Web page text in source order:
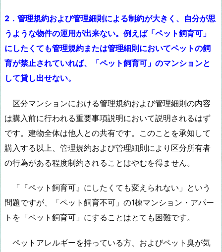
2．管理規約および管理細則による制約が大きく、自分が思
うような物件の運用が出来ない。例えば「ペット飼育可」
にしたくても管理規約または管理細則においてペットの飼
育が禁止されていれば、「ペット飼育可」のマンションと
して貸し出せない。
区分マンションにおける管理規約および管理細則の内容
は購入前に行われる重要事項説明において説明されるはず
です。建物全体は他人との共有です。このことを承知して
購入する以上、管理規約および管理細則により区分所有者
の行為がある程度制約されることはやむを得ません。
「『ペット飼育可』にしたくても変えられない」という
問題ですが、「ペット飼育不可」の1棟マンション・アパー
トを「ペット飼育可」にすることはとても困難です。
ペットアレルギーを持っている方、およびペット臭が気